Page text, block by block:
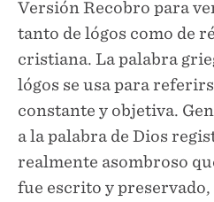
Versión Recobro para
tanto de lógos como de
cristiana. La palabra
lógos se usa para
constante y objetiva.
a la palabra de Dios
realmente asombroso
fue escrito y preservado,